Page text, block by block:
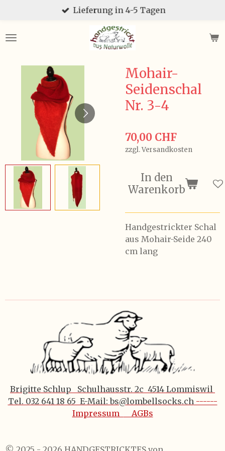
springen
Lieferung in 4-5 Tagen
Mohair-
Seidenschal
Nr. 3-4
70,00 CHF
zzgl. Versandkosten
In den
Warenkorb
Handgestrickter Schal
aus Mohair-Seide 240
cm lang
Brigitte Schlup Schulhausstr. 2c 4514 Lommiswil
Tel. 032 641 18 65 E-Mail: bs@lombellsocks.ch------
Impressum
AGBs